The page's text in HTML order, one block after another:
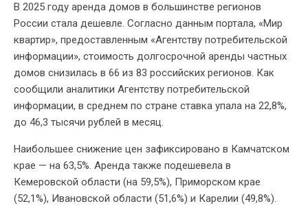
В 2025 году аренда домов в большинстве регионов
России стала дешевле. Согласно данным портала, «Мир
квартир», предоставленным «Агентству потребительской
информации», стоимость долгосрочной аренды частных
домов снизилась в 66 из 83 российских регионов. Как
сообщили аналитики Агентству потребительской
информации, в среднем по стране ставка упала на 22,8%,
до 46,3 тысячи рублей в месяц.
Наибольшее снижение цен зафиксировано в Камчатском
крае — на 63,5%. Аренда также подешевела в
Кемеровской области (на 59,5%), Приморском крае
(52,1%), Ивановской области (51,6%) и Карелии (49,8%).